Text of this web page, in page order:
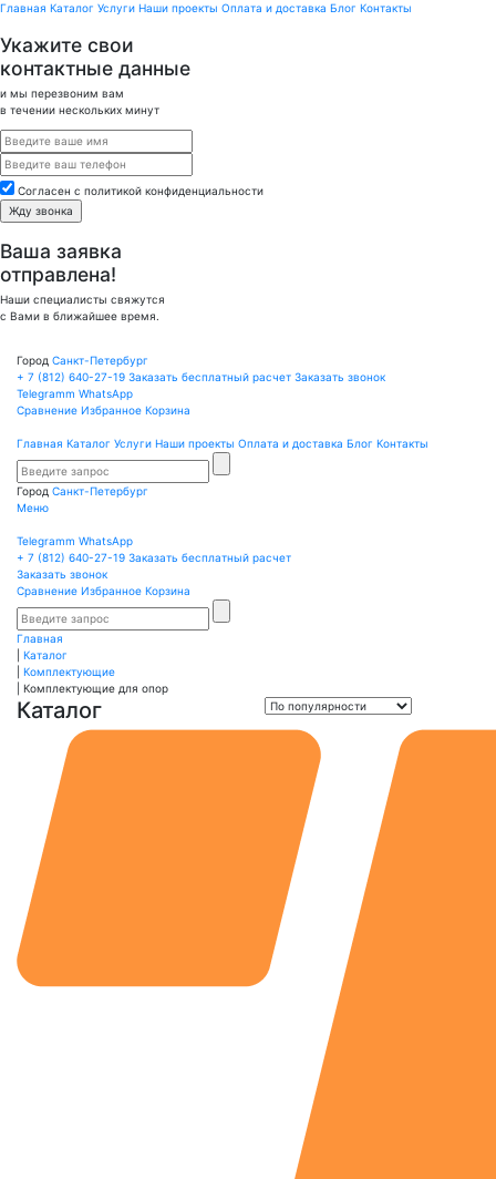
Главная Каталог Услуги Наши проекты Оплата и доставка Блог Контакты
Укажите свои
контактные данные
и мы перезвоним вам
в течении нескольких минут
Cогласен с политикой конфиденциальности
Ваша заявка
отправлена!
Наши специалисты свяжутся
с Вами в ближайшее время.
Город Санкт-Петербург
+ 7 (812) 640-27-19 Заказать бесплатный расчет Заказать звонок
Telegramm WhatsApp
Сравнение Избранное Корзина
Главная Каталог Услуги Наши проекты Оплата и доставка Блог Контакты
Город Санкт-Петербург
Меню
Telegramm WhatsApp
+ 7 (812) 640-27-19 Заказать бесплатный расчет
Заказать звонок
Сравнение Избранное Корзина
Главная
Каталог
Комплектующие
Комплектующие для опор
Каталог